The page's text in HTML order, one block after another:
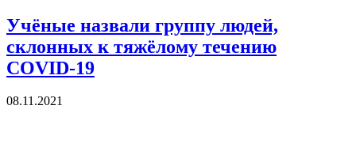
Учёные назвали группу людей,
склонных к тяжёлому течению
COVID-19
08.11.2021